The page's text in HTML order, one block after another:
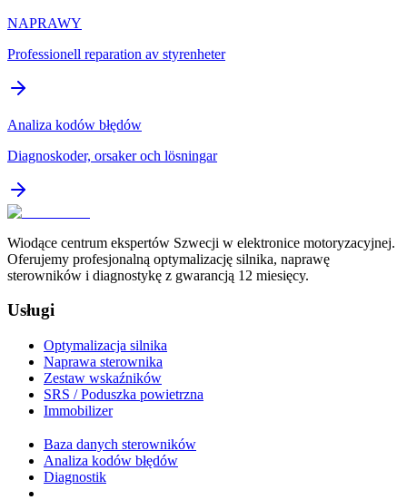
NAPRAWY
Professionell reparation av styrenheter
Analiza kodów błędów
Diagnoskoder, orsaker och lösningar
Wiodące centrum ekspertów Szwecji w elektronice motoryzacyjnej.
Oferujemy profesjonalną optymalizację silnika, naprawę
sterowników i diagnostykę z gwarancją 12 miesięcy.
Usługi
Optymalizacja silnika
Naprawa sterownika
Zestaw wskaźników
SRS / Poduszka powietrzna
Immobilizer
Baza danych sterowników
Analiza kodów błędów
Diagnostik